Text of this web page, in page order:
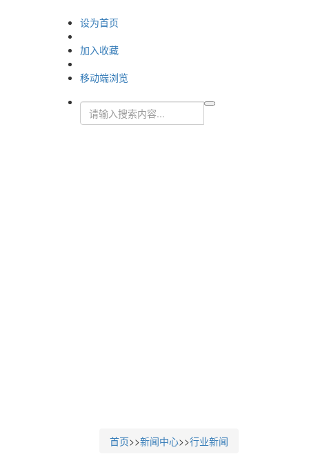
设为首页
加入收藏
移动端浏览
首页>>新闻中心>>行业新闻